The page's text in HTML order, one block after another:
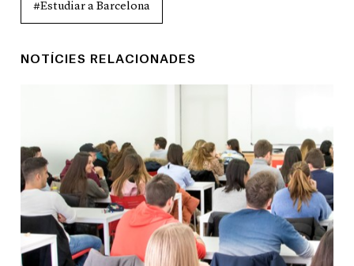
#Estudiar a Barcelona
NOTÍCIES RELACIONADES